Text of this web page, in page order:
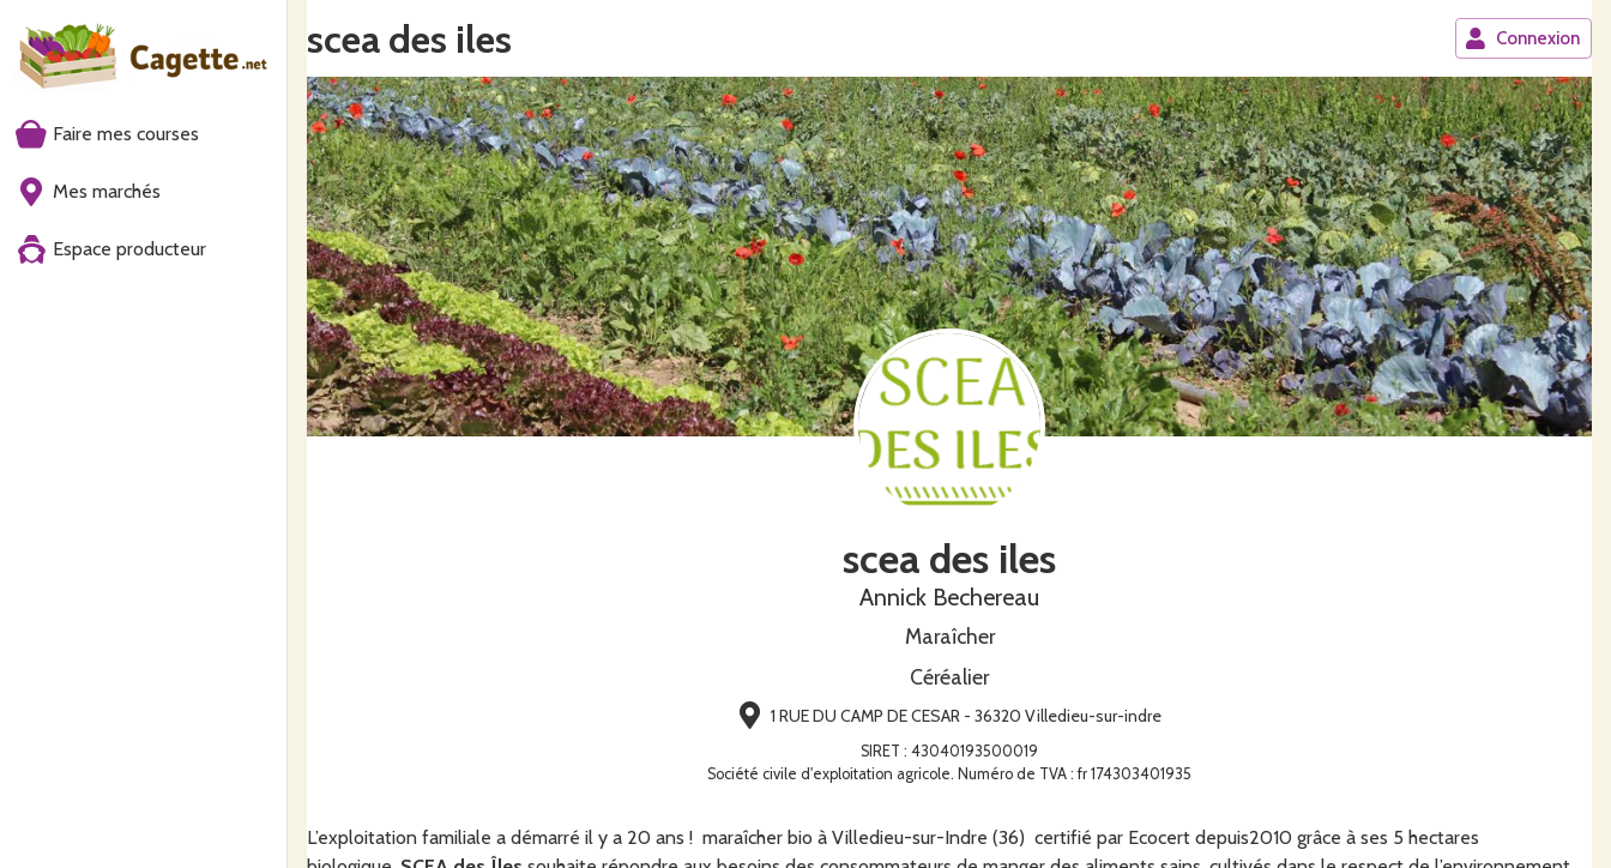
Faire mes courses
Mes marchés
Espace producteur
scea des iles Connexion
scea des iles
Annick Bechereau
Maraîcher
Céréalier
1 RUE DU CAMP DE CESAR - 36320 Villedieu-sur-indre
SIRET : 43040193500019
Société civile d'exploitation agricole. Numéro de TVA : fr 174303401935
L’exploitation familiale a démarré il y a 20 ans ! maraîcher bio à Villedieu-sur-Indre (36) certifié par Ecocert depuis2010 grâce à ses 5 hectares